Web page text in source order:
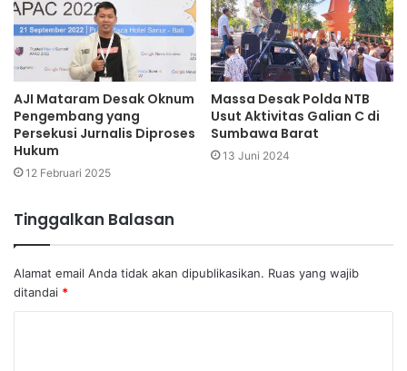
AJI Mataram Desak Oknum
Pengembang yang
Persekusi Jurnalis Diproses
Hukum
12 Februari 2025
Massa Desak Polda NTB
Usut Aktivitas Galian C di
Sumbawa Barat
13 Juni 2024
Tinggalkan Balasan
Alamat email Anda tidak akan dipublikasikan. Ruas yang wajib
ditandai *